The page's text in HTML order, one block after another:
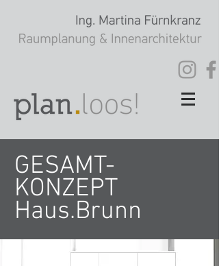
GESAMT-
KONZEPT
Haus.Brunn